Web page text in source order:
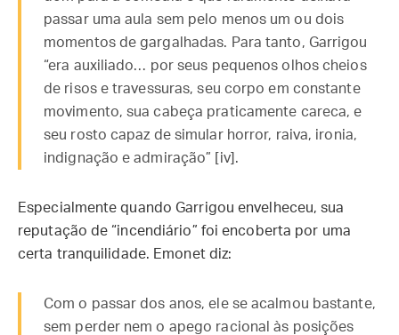
passar uma aula sem pelo menos um ou dois
momentos de gargalhadas. Para tanto, Garrigou
“era auxiliado… por seus pequenos olhos cheios
de risos e travessuras, seu corpo em constante
movimento, sua cabeça praticamente careca, e
seu rosto capaz de simular horror, raiva, ironia,
indignação e admiração” [iv].
Especialmente quando Garrigou envelheceu, sua
reputação de “incendiário” foi encoberta por uma
certa tranquilidade. Emonet diz:
Com o passar dos anos, ele se acalmou bastante,
sem perder nem o apego racional às posições